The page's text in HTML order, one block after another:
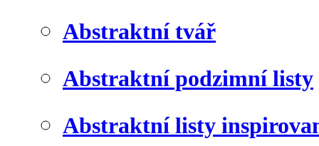
Abstraktní tvář
Abstraktní podzimní listy
Abstraktní listy